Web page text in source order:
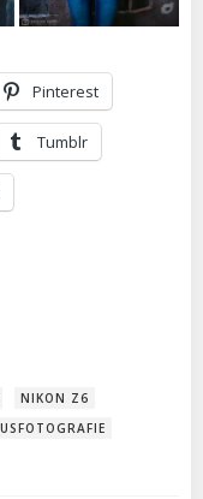
Pinterest
Tumblr
NIKON Z6